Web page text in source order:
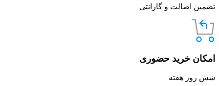
تضمین اصالت و گارانتی
امکان خرید حضوری
شش روز هفته